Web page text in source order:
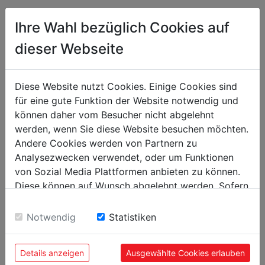
Schnittleistungen
max. Schnittlänge 90° in mm
Blechbearbeitung
max. Blechstärke in mm 1,5
Gewicht
Bruttogewicht in kg 80
Nettogewicht in kg 65
Versandmaße
260
Verpackungslänge in mm 1.600
Ihre Wahl bezüglich Cookies auf
dieser Webseite
Diese Website nutzt Cookies. Einige Cookies sind
für eine gute Funktion der Website notwendig und
können daher vom Besucher nicht abgelehnt
werden, wenn Sie diese Website besuchen möchten.
Andere Cookies werden von Partnern zu
Analysezwecken verwendet, oder um Funktionen
von Sozial Media Plattformen anbieten zu können.
Diese können auf Wunsch abgelehnt werden. Sofern
Einwilligung zu unseren Cookies.
Notwendig Statistiken
Details anzeigen Ausgewählte Cookies erlauben